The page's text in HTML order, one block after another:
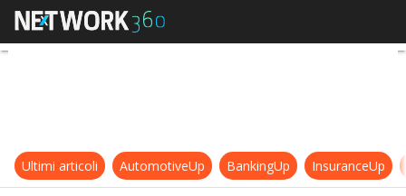
Hypercity, come saranno le città
Ultimi articoli AutomotiveUp BankingUp InsuranceUp